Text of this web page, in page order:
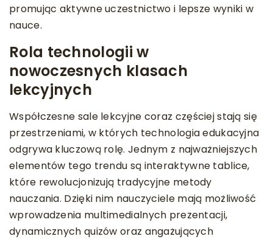
promując aktywne uczestnictwo i lepsze wyniki w
nauce.
Rola technologii w
nowoczesnych klasach
lekcyjnych
Współczesne sale lekcyjne coraz częściej stają się
przestrzeniami, w których technologia edukacyjna
odgrywa kluczową rolę. Jednym z najważniejszych
elementów tego trendu są interaktywne tablice,
które rewolucjonizują tradycyjne metody
nauczania. Dzięki nim nauczyciele mają możliwość
wprowadzenia multimedialnych prezentacji,
dynamicznych quizów oraz angażujących